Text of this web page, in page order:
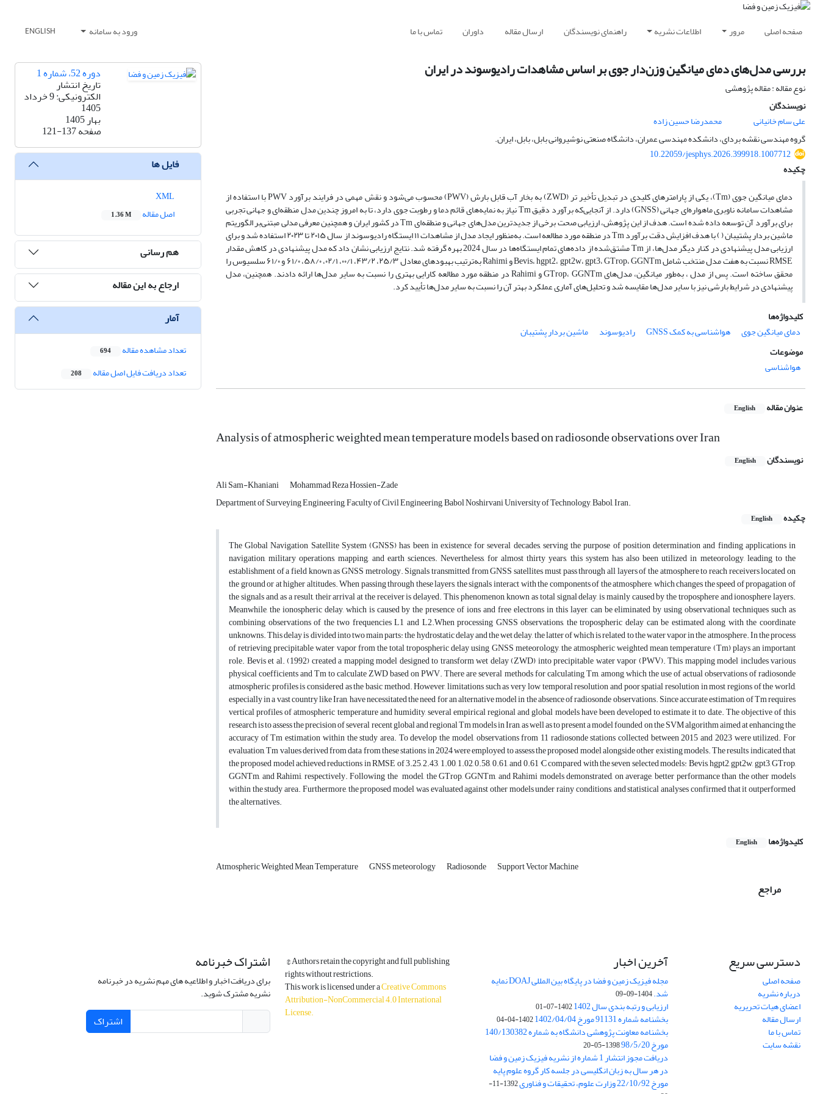
صفحه اصلی مرور اطلاعات نشریه راهنمای نویسندگان ارسال مقاله داوران تماس با ما ورود به سامانه ENGLISH
بررسی مدل‌های دمای میانگین وزن‌دار جوی بر اساس مشاهدات رادیوسوند در ایران
نوع مقاله : مقاله پژوهشی
نویسندگان
علی سام خانیانی
محمدرضا حسین زاده
گروه مهندسی نقشه بردای، دانشکده مهندسی عمران، دانشگاه صنعتی نوشیروانی بابل، بابل، ایران.
10.22059/jesphys.2026.399918.1007712
چکیده
دمای میانگین جوی (Tm)، یکی از پارامترهای کلیدی در تبدیل تأخیر تر (ZWD) به بخار آب قابل بارش (PWV) محسوب می‌شود و نقش مهمی در فرایند برآورد PWV با استفاده از
مشاهدات سامانه ناوبری ماهواره‌ای جهانی (GNSS) دارد. از آنجایی‌که برآورد دقیق Tm نیاز به نمایه‌های قائم دما و رطوبت جوی دارد، تا به امروز چندین مدل منطقه‌ای و جهانی تجربی
برای برآورد آن توسعه داده شده است. هدف از این پژوهش، ارزیابی صحت برخی از جدیدترین مدل‌های جهانی و منطقه‌ای Tm در کشور ایران و همچنین معرفی مدلی مبتنی‌بر الگوریتم
ماشین بردار پشتیبان ( ) با هدف افزایش دقت برآورد Tm در منطقه مورد مطالعه است. به‌منظور ایجاد مدل از مشاهدات ۱۱ ایستگاه رادیوسوند از سال ۲۰۱۵ تا ۲۰۲۳ استفاده شد و برای
ارزیابی مدل پیشنهادی در کنار دیگر مدل‌‌ها، از Tm مشتق‌شده از داده‌های تمام ایستگاه‌‌ها در سال 2024 بهره گرفته شد. نتایج ارزیابی نشان داد که مدل پیشنهادی در کاهش مقدار
RMSE نسبت به هفت مدل منتخب شامل Bevis، hgpt2، gpt2w، gpt3، GTrop، GGNTm و Rahimi به‌ترتیب بهبودهای معادل ۲۵/۳، ۴۳/۲، ۰۰/۱، ۰۲/۱، ۵۸/۰، ۶۱/۰ و ۶۱/۰ سلسیوس را
محقق ساخته است. پس از مدل ، به‌طور میانگین، مدل‌های GTrop، GGNTm و Rahimi در منطقه مورد مطالعه کارایی بهتری را نسبت به سایر مدل‌ها ارائه دادند. همچنین، مدل
پیشنهادی در شرایط بارشی نیز با سایر مدل‌ها مقایسه شد و تحلیل‌های آماری عملکرد بهتر آن را نسبت به سایر مدل‌ها تأیید کرد.
کلیدواژه‌ها
دمای میانگین جوی
هواشناسی به کمک GNSS رادیوسوند
ماشین بردار پشتیبان
موضوعات
هواشناسی
عنوان مقاله English
Analysis of atmospheric weighted mean temperature models based on radiosonde observations over Iran
نویسندگان English
Ali Sam-Khaniani
Mohammad Reza Hossien-Zade
Department of Surveying Engineering, Faculty of Civil Engineering, Babol Noshirvani University of Technology, Babol, Iran.
چکیده
English
The Global Navigation Satellite System (GNSS) has been in existence for several decades, serving the purpose of position determination and finding applications in
navigation, military operations, mapping, and earth sciences. Nevertheless, for almost thirty years, this system has also been utilized in meteorology, leading to the
establishment of a field known as GNSS metrology. Signals transmitted from GNSS satellites must pass through all layers of the atmosphere to reach receivers located on
the ground or at higher altitudes. When passing through these layers, the signals interact with the components of the atmosphere, which changes the speed of propagation of
the signals and, as a result, their arrival at the receiver is delayed. This phenomenon, known as total signal delay, is mainly caused by the troposphere and ionosphere layers.
Meanwhile, the ionospheric delay, which is caused by the presence of ions and free electrons in this layer, can be eliminated by using observational techniques such as
combining observations of the two frequencies L1 and L2.When processing GNSS observations, the tropospheric delay can be estimated along with the coordinate
unknowns. This delay is divided into two main parts: the hydrostatic delay and the wet delay, the latter of which is related to the water vapor in the atmosphere. In the process
of retrieving precipitable water vapor from the total tropospheric delay using GNSS meteorology, the atmospheric weighted mean temperature (Tm) plays an important
role. Bevis et al. (1992) created a mapping model designed to transform wet delay (ZWD) into precipitable water vapor (PWV). This mapping model includes various
physical coefficients and Tm to calculate ZWD based on PWV. There are several methods for calculating Tm, among which the use of actual observations of radiosonde
atmospheric profiles is considered as the basic method. However, limitations such as very low temporal resolution and poor spatial resolution in most regions of the world,
especially in a vast country like Iran, have necessitated the need for an alternative model in the absence of radiosonde observations. Since accurate estimation of Tm requires
vertical profiles of atmospheric temperature and humidity, several empirical regional and global models have been developed to estimate it to date. The objective of this
research is to assess the precision of several recent global and regional Tm models in Iran, as well as to present a model founded on the SVM algorithm aimed at enhancing the
accuracy of Tm estimation within the study area. To develop the model, observations from 11 radiosonde stations collected between 2015 and 2023 were utilized. For
evaluation, Tm values derived from data from these stations in 2024 were employed to assess the proposed model alongside other existing models. The results indicated that
the proposed model achieved reductions in RMSE of 3.25, 2.43, 1.00, 1.02, 0.58, 0.61, and 0.61 °C compared with the seven selected models: Bevis, hgpt2, gpt2w, gpt3, GTrop,
GGNTm, and Rahimi, respectively. Following the model, the GTrop, GGNTm, and Rahimi models demonstrated, on average, better performance than the other models
within the study area. Furthermore, the proposed model was evaluated against other models under rainy conditions, and statistical analyses confirmed that it outperformed
the alternatives.
کلیدواژه‌ها English
Atmospheric Weighted Mean Temperature GNSS meteorology Radiosonde Support Vector Machine
مراجع
دوره 52، شماره 1
تاریخ انتشار
الکترونیکی: 9 خرداد
1405
بهار 1405
صفحه121-137
فایل ها
اصل مقاله
1.36 M
هم رسانی
ارجاع به این مقاله
آمار
تعداد مشاهده مقاله 694
تعداد دریافت فایل اصل مقاله 208
دسترسی سریع
صفحه اصلی
درباره نشریه
اعضای هیات تحریریه
ارسال مقاله
تماس با ما
نقشه سایت
آخرین اخبار
مجله فیزیک زمین و فضا در پایگاه بین المللی DOAJ نمایه
شد.1404-09-09
ارزیابی و رتبه بندی سال 1402 1402-07-01
بخشنامه شماره 91131 مورخ 1402/04/04 1402-04-04
بخشنامه معاونت پژوهشی دانشگاه به شماره 140/130382
مورخ 98/5/20 1398-05-20
دریافت مجوز انتشار 1 شماره از نشریه فیزیک زمین و فضا
در هر سال به زبان انگلیسی در جلسه کار گروه علوم پایه
مورخ 22/10/92 وزارت علوم، تحقیقات و فناوری
1392-11-
© Authors retain the copyright and full publishing
rights without restrictions.
This work is licensed under aCreative Commons
Attribution-NonCommercial 4.0 International
License.
اشتراک خبرنامه
برای دریافت اخبار و اطلاعیه های مهم نشریه در خبرنامه
نشریه مشترک شوید.
اشتراک